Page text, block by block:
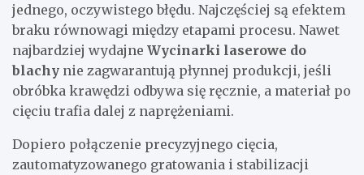
jednego, oczywistego błędu. Najczęściej są efektem
braku równowagi między etapami procesu. Nawet
najbardziej wydajne Wycinarki laserowe do
blachy nie zagwarantują płynnej produkcji, jeśli
obróbka krawędzi odbywa się ręcznie, a materiał po
cięciu trafia dalej z naprężeniami.
Dopiero połączenie precyzyjnego cięcia,
zautomatyzowanego gratowania i stabilizacji